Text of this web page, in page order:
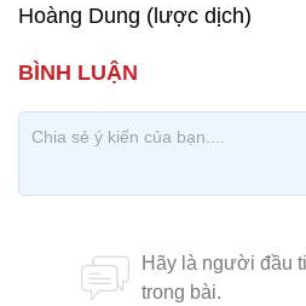
Hoàng Dung (lược dịch)